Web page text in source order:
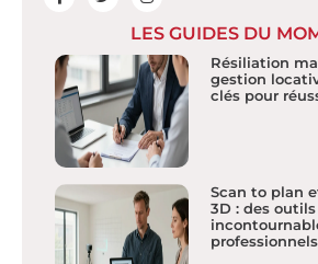
LES GUIDES DU
Résiliation
gestion
clés pour
Scan to plan
3D : des outils